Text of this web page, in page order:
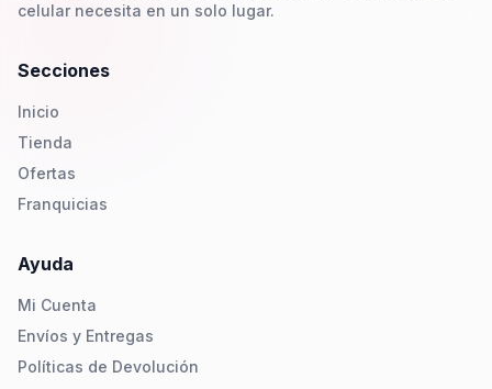
celular necesita en un solo lugar.
Secciones
Inicio
Tienda
Ofertas
Franquicias
Ayuda
Mi Cuenta
Envíos y Entregas
Políticas de Devolución